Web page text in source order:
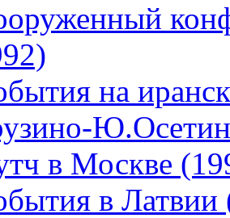
на
в Москве
в Латвии